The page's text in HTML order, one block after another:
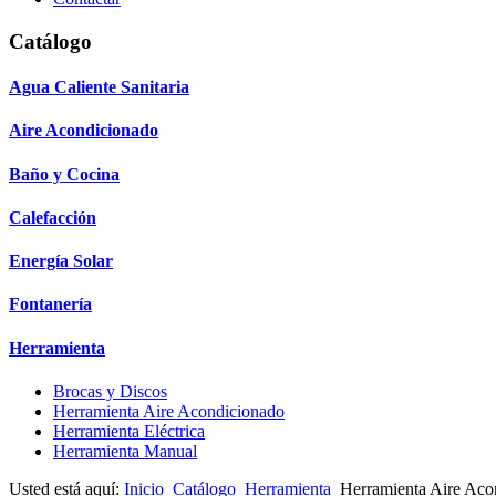
Catálogo
Agua Caliente Sanitaria
Aire Acondicionado
Baño y Cocina
Calefacción
Energía Solar
Fontanería
Herramienta
Brocas y Discos
Herramienta Aire Acondicionado
Herramienta Eléctrica
Herramienta Manual
Usted está aquí: Inicio Catálogo Herramienta Herramienta Aire